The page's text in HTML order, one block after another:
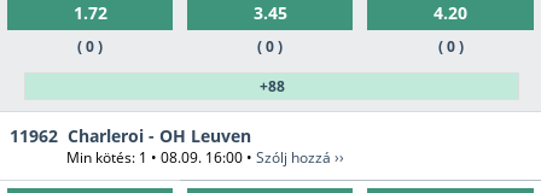
1.72
( 0 )
3.45
( 0 )
4.20
( 0 )
+88
11962 Charleroi - OH Leuven
Min kötés: 1 • 08.09. 16:00 • Szólj hozzá ››